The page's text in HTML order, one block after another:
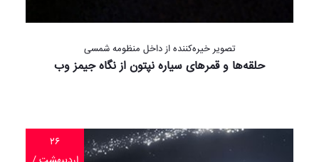
تصویر خیره‌کننده از داخل منظومه شمسی
حلقه‌ها و قمرهای سیاره نپتون از نگاه جیمز وب
۲۶